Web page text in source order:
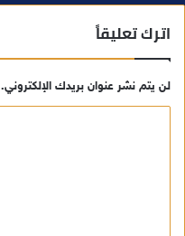
اترك تعليقاً
لن يتم نشر عنوان بريدك الإلكتروني.